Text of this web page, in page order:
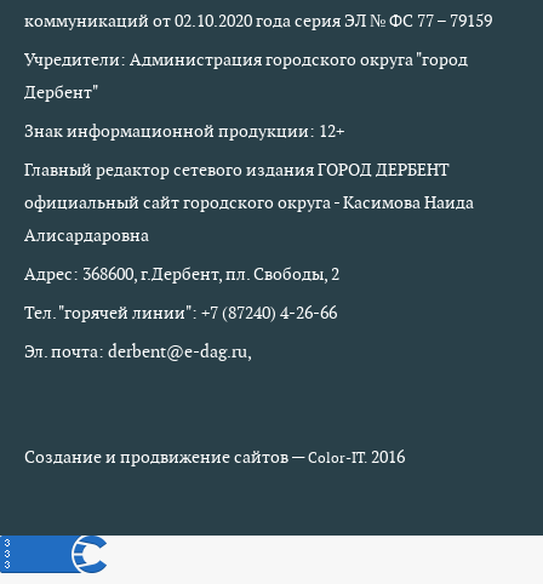
коммуникаций от 02.10.2020 года серия ЭЛ № ФС 77 – 79159
Учредители: Администрация городского округа "город
Дербент"
Знак информационной продукции: 12+
Главный редактор сетевого издания ГОРОД ДЕРБЕНТ
официальный сайт городского округа - Касимова Наида
Алисардаровна
Адрес: 368600, г.Дербент, пл. Свободы, 2
Тел. "горячей линии": +7 (87240) 4-26-66
Эл. почта: derbent@e-dag.ru,
Создание и продвижение сайтов —Color-IT.2016